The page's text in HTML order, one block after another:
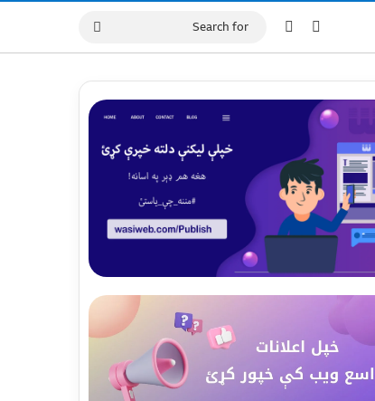
Log In
Switch skin
for